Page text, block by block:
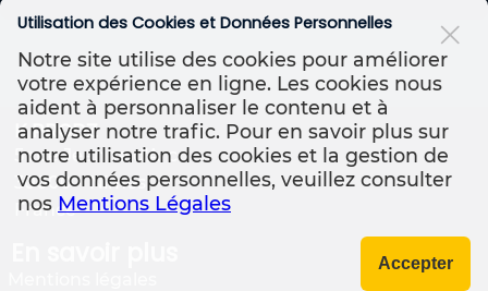
K PRODZ
5 rue Jeanne d'Arc
30000
Nîmes
France
Utilisation des Cookies et Données Personnelles
Notre site utilise des cookies pour améliorer
votre expérience en ligne. Les cookies nous
aident à personnaliser le contenu et à
analyser notre trafic. Pour en savoir plus sur
notre utilisation des cookies et la gestion de
vos données personnelles, veuillez consulter
nos Mentions Légales
Accepter